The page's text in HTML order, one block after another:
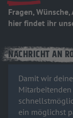
Fragen,
hier findet ihr
NACHRICHT AN
Damit wir
ein möglichst